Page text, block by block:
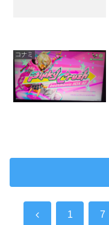
コナミ
前 1 7